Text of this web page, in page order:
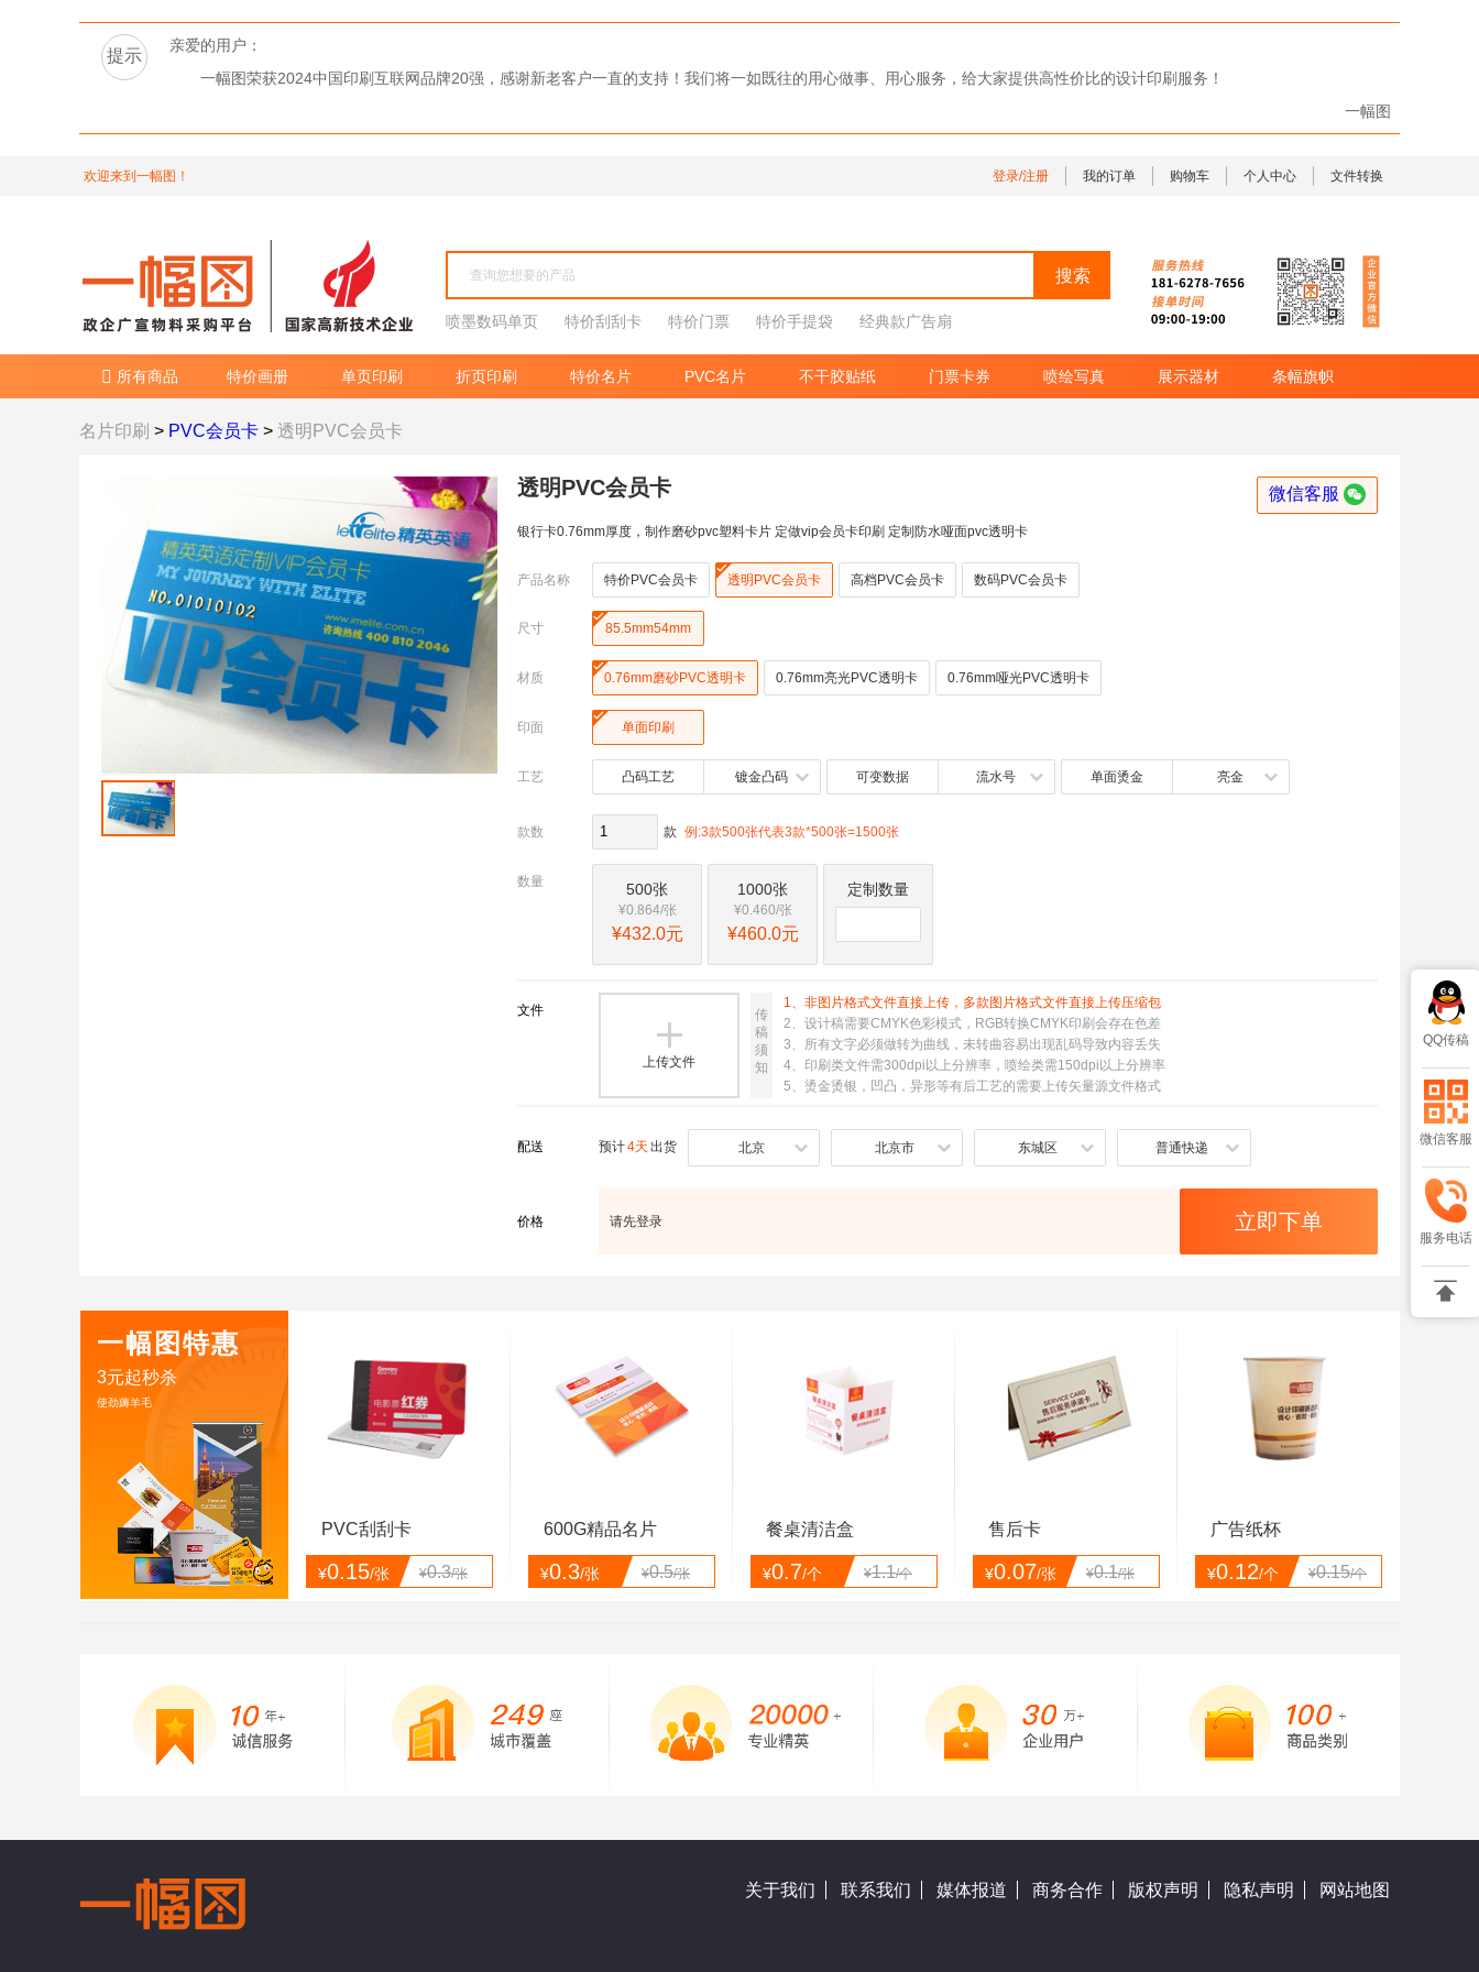
提示
亲爱的用户：
一幅图荣获2024中国印刷互联网品牌20强，感谢新老客户一直的支持！我们将一如既往的用心做事、用心服务，给大家提供高性价比的设计印刷服务！
一幅图
欢迎来到一幅图！ 登录/注册 我的订单 购物车 个人中心 文件转换
喷墨数码单页 特价刮刮卡 特价门票 特价手提袋 经典款广告扇
 所有商品 特价画册 单页印刷 折页印刷 特价名片 PVC名片 不干胶贴纸 门票卡券 喷绘写真 展示器材 条幅旗帜
名片印刷 > PVC会员卡 > 透明PVC会员卡
透明PVC会员卡 微信客服 
银行卡0.76mm厚度，制作磨砂pvc塑料卡片 定做vip会员卡印刷 定制防水哑面pvc透明卡
产品名称 特价PVC会员卡 透明PVC会员卡 高档PVC会员卡 数码PVC会员卡
尺寸 85.5mm54mm
材质 0.76mm磨砂PVC透明卡 0.76mm亮光PVC透明卡 0.76mm哑光PVC透明卡
印面  单面印刷
工艺 凸码工艺 镀金凸码 可变数据 流水号 单面烫金 亮金
款数 款 例:3款500张代表3款*500张=1500张
数量 500张
¥0.864/张
¥432.0元
1000张
¥0.460/张
¥460.0元
定制数量
文件

上传文件
传
稿
须
知
1、非图片格式文件直接上传，多款图片格式文件直接上传压缩包
2、设计稿需要CMYK色彩模式，RGB转换CMYK印刷会存在色差
3、所有文字必须做转为曲线，未转曲容易出现乱码导致内容丢失
4、印刷类文件需300dpi以上分辨率，喷绘类需150dpi以上分辨率
5、烫金烫银，凹凸，异形等有后工艺的需要上传矢量源文件格式
配送 预计4天 出货 北京 北京市 东城区 普通快递
价格 请先登录 立即下单
一幅图特惠
3元起秒杀
使劲薅羊毛
PVC刮刮卡
¥0.15/张 ¥0.3/张
600G精品名片
¥0.3/张 ¥0.5/张
餐桌清洁盒
¥0.7/个 ¥1.1/个
售后卡
¥0.07/张 ¥0.1/张
广告纸杯
¥0.12/个 ¥0.15/个
关于我们 联系我们 媒体报道 商务合作 版权声明 隐私声明 网站地图
QQ传稿
微信客服
服务电话
